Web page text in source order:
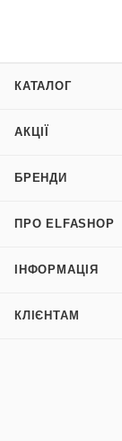
КАТАЛОГ
АКЦІЇ
БРЕНДИ
ПРО ELFASHOP
ІНФОРМАЦІЯ
КЛІЄНТАМ